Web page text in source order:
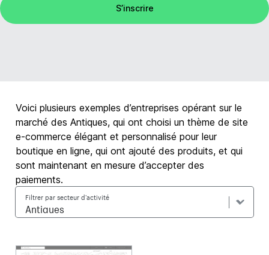
S’inscrire
Voici plusieurs exemples d’entreprises opérant sur le
marché des Antiques, qui ont choisi un thème de site
e-commerce élégant et personnalisé pour leur
boutique en ligne, qui ont ajouté des produits, et qui
sont maintenant en mesure d’accepter des
paiements.
Filtrer par secteur d’activité